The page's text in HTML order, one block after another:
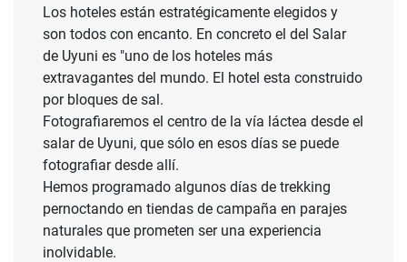
Los hoteles están estratégicamente elegidos y
son todos con encanto. En concreto el del Salar
de Uyuni es "uno de los hoteles más
extravagantes del mundo. El hotel esta construido
por bloques de sal.
Fotografiaremos el centro de la vía láctea desde el
salar de Uyuni, que sólo en esos días se puede
fotografiar desde allí.
Hemos programado algunos días de trekking
pernoctando en tiendas de campaña en parajes
naturales que prometen ser una experiencia
inolvidable.